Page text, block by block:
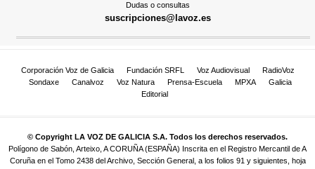
Dudas o consultas
suscripciones@lavoz.es
Corporación Voz de Galicia Fundación SRFL Voz Audiovisual
RadioVoz
Sondaxe
Canalvoz Voz Natura Prensa-Escuela MPXA
Galicia
Editorial
© Copyright LA VOZ DE GALICIA S.A. Todos los derechos reservados.
Polígono de Sabón, Arteixo, A CORUÑA (ESPAÑA) Inscrita en el Registro Mercantil de A
Coruña en el Tomo 2438 del Archivo, Sección General, a los folios 91 y siguientes, hoja